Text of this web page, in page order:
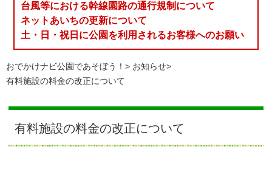
台風等における幹線園路の通行規制について
ネットあいちの更新について
土・日・祝日に公園を利用されるお客様へのお願い
おでかけナビ公園であそぼう！
お知らせ
有料施設の料金の改正について
有料施設の料金の改正について